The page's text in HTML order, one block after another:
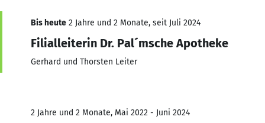
Bis heute 2 Jahre und 2 Monate, seit Juli 2024
Filialleiterin Dr. Pal´msche Apotheke
Gerhard und Thorsten Leiter
2 Jahre und 2 Monate, Mai 2022 - Juni 2024